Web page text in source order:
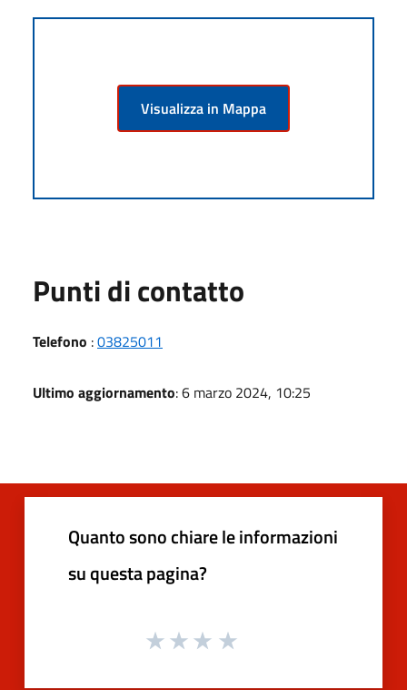
Visualizza in Mappa
Punti di contatto
Telefono :03825011
Ultimo aggiornamento: 6 marzo 2024, 10:25
Quanto sono chiare le informazioni
su questa pagina?